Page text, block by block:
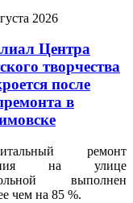
2026
Центра
творчества
после
в
ремонт
на улице
выполнен
чем на 85 %.